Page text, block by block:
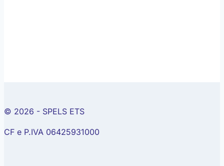
© 2026 - SPELS ETS
CF e P.IVA 06425931000